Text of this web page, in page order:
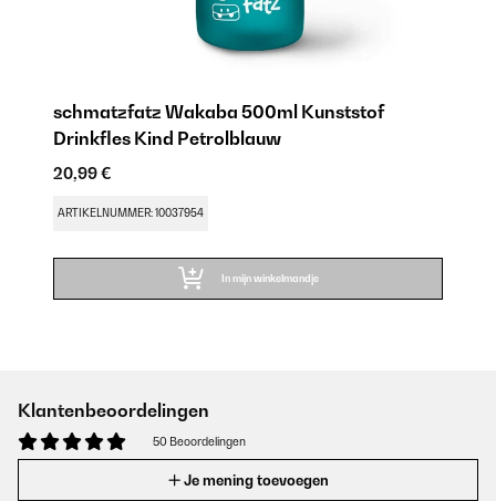
schmatzfatz Wakaba 500ml Kunststof
Drinkfles Kind Petrolblauw
20,99 €
ARTIKELNUMMER: 10037954
In mijn winkelmandje
Klantenbeoordelingen
50 Beoordelingen
Je mening toevoegen